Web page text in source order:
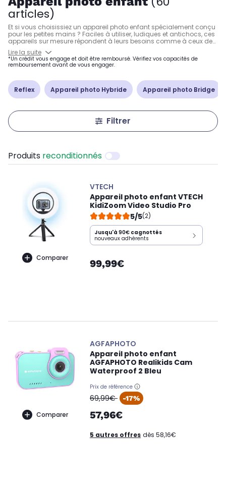
articles)
Et si vous choisissiez un appareil photo enfant spécialement conçu
pour les petites mains ? Faciles à utiliser, ludiques et antichocs, ces
appareils sur mesure répondent à leurs besoins comme à ceux des
parents. Certains sont même étanches pour les suivre dans toutes
leurs activités ! Un accessoire de jeu, mais aussi d’apprentissage,
puisqu’un appareil photo permet à vos enfants de s’initier à la
photo et, pour certains modèles comme le Kidizoom de
Lire la suite
*Un crédit vous engage et doit être remboursé. Vérifiez vos capacités de
remboursement avant de vous engager.
Reflex Appareil photo Hybride Appareil photo Bridge
Filtrer
Produits reconditionnés
Comparer
VTECH
Appareil photo enfant VTECH
KidiZoom Video Studio Pro
5/5(2)
Jusqu'à 90€ cagnottés
nouveaux adhérents
99,99€
Comparer
AGFAPHOTO
Appareil photo enfant
AGFAPHOTO Realikids Cam
Waterproof 2 Bleu
Prix de référence
oldPrice
69,99€ -17%
57,96€
5 autres offres dès 58,16€